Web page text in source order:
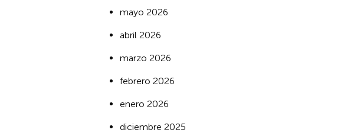
mayo 2026
abril 2026
marzo 2026
febrero 2026
enero 2026
diciembre 2025